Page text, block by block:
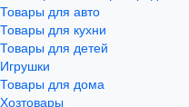
Товары для авто
Товары для кухни
Товары для детей
Игрушки
Товары для дома
Хозтовары